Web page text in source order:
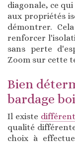
diagonale, ce
aux propriétés
démontrer.
renforcer
sans perte
Zoom sur cette
Bien
bardage
Il existe
qualité
choix à